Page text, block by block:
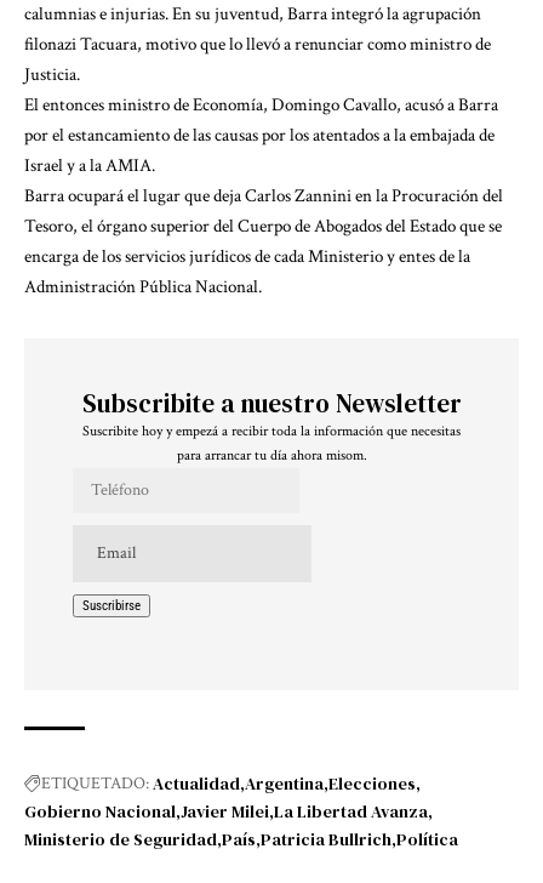
calumnias e injurias. En su juventud, Barra integró la agrupación
filonazi Tacuara, motivo que lo llevó a renunciar como ministro de
Justicia.
El entonces ministro de Economía, Domingo Cavallo, acusó a Barra
por el estancamiento de las causas por los atentados a la embajada de
Israel y a la AMIA.
Barra ocupará el lugar que deja Carlos Zannini en la Procuración del
Tesoro, el órgano superior del Cuerpo de Abogados del Estado que se
encarga de los servicios jurídicos de cada Ministerio y entes de la
Administración Pública Nacional.
Subscribite a nuestro Newsletter
Suscribite hoy y empezá a recibir toda la información que necesitas
para arrancar tu día ahora misom.
ETIQUETADO:Actualidad Argentina Elecciones
Gobierno Nacional Javier Milei La Libertad Avanza
Ministerio de Seguridad País Patricia Bullrich Política